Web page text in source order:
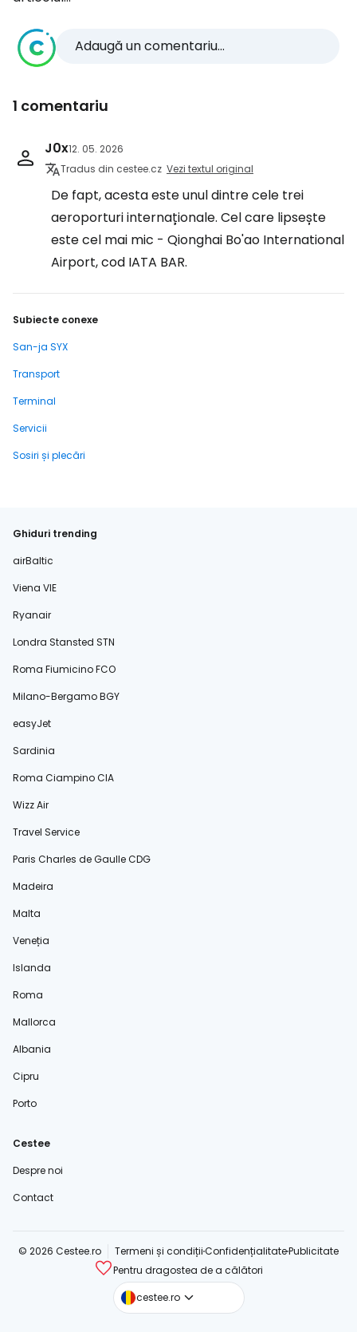
Adaugă un comentariu...
1 comentariu
J0x12. 05. 2026
Tradus din cestee.cz Vezi textul original
De fapt, acesta este unul dintre cele trei
aeroporturi internaționale. Cel care lipsește
este cel mai mic - Qionghai Bo'ao International
Airport, cod IATA BAR.
Subiecte conexe
San-ja SYX
Transport
Terminal
Servicii
Sosiri și plecări
Ghiduri trending
airBaltic
Viena VIE
Ryanair
Londra Stansted STN
Roma Fiumicino FCO
Milano-Bergamo BGY
easyJet
Sardinia
Roma Ciampino CIA
Wizz Air
Travel Service
Paris Charles de Gaulle CDG
Madeira
Malta
Veneția
Islanda
Roma
Mallorca
Albania
Cipru
Porto
Cestee
Despre noi
Contact
© 2026 Cestee.ro Termeni și condițiiConfidențialitatePublicitate
Pentru dragostea de a călători
cestee.ro
cestee.com
cestee.sk